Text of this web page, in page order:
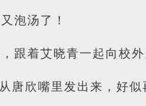
泡汤了！
跟着艾晓青一起向校
唐欣嘴里发出来，好